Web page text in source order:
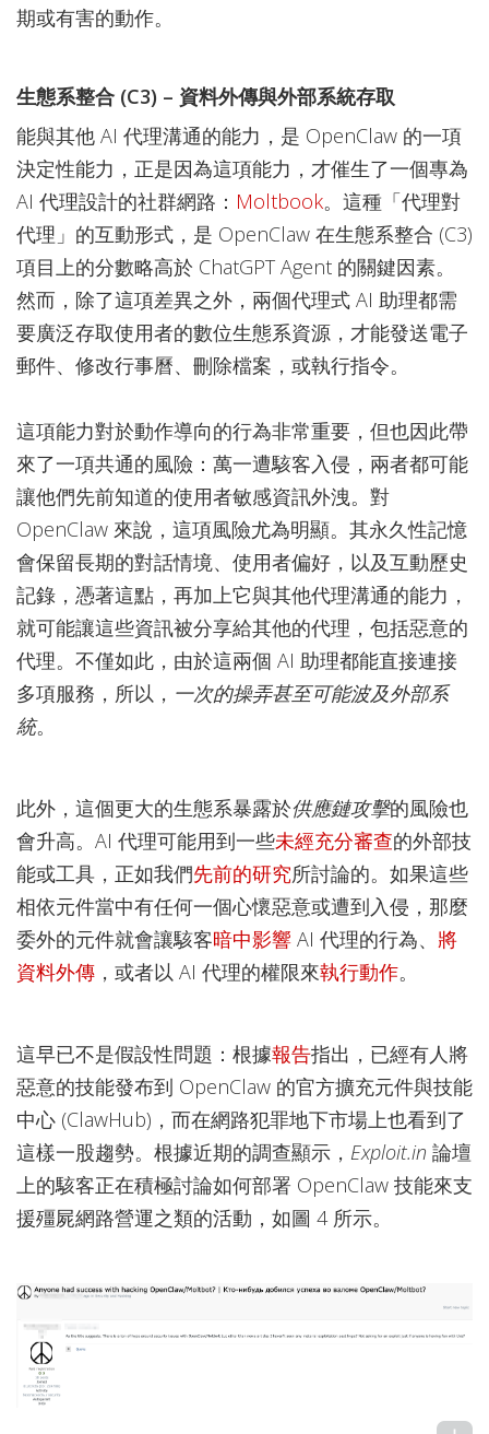
期或有害的動作。
生態系整合 (C3) – 資料外傳與外部系統存取
能與其他 AI 代理溝通的能力，是 OpenClaw 的一項
決定性能力，正是因為這項能力，才催生了一個專為
AI 代理設計的社群網路： Moltbook。這種「代理對
代理」的互動形式，是 OpenClaw 在生態系整合 (C3)
項目上的分數略高於 ChatGPT Agent 的關鍵因素。
然而，除了這項差異之外，兩個代理式 AI 助理都需
要廣泛存取使用者的數位生態系資源，才能發送電子
郵件、修改行事曆、刪除檔案，或執行指令。
這項能力對於動作導向的行為非常重要，但也因此帶
來了一項共通的風險：萬一遭駭客入侵，兩者都可能
讓他們先前知道的使用者敏感資訊外洩。對
OpenClaw 來說，這項風險尤為明顯。其永久性記憶
會保留長期的對話情境、使用者偏好，以及互動歷史
記錄，憑著這點，再加上它與其他代理溝通的能力，
就可能讓這些資訊被分享給其他的代理，包括惡意的
代理。不僅如此，由於這兩個 AI 助理都能直接連接
多項服務，所以， 一次的操弄甚至可能波及外部系
統。
此外，這個更大的生態系暴露於供應鏈攻擊的風險也
會升高。AI 代理可能用到一些未經充分審查的外部技
能或工具，正如我們先前的研究所討論的。如果這些
相依元件當中有任何一個心懷惡意或遭到入侵，那麼
委外的元件就會讓駭客暗中影響 AI 代理的行為、 將
資料外傳 ，或者以 AI 代理的權限來執行動作。
這早已不是假設性問題：根據報告指出，已經有人將
惡意的技能發布到 OpenClaw 的官方擴充元件與技能
中心 (ClawHub)，而在網路犯罪地下市場上也看到了
這樣一股趨勢。根據近期的調查顯示， Exploit.in 論壇
上的駭客正在積極討論如何部署 OpenClaw 技能來支
援殭屍網路營運之類的活動，如圖 4 所示。